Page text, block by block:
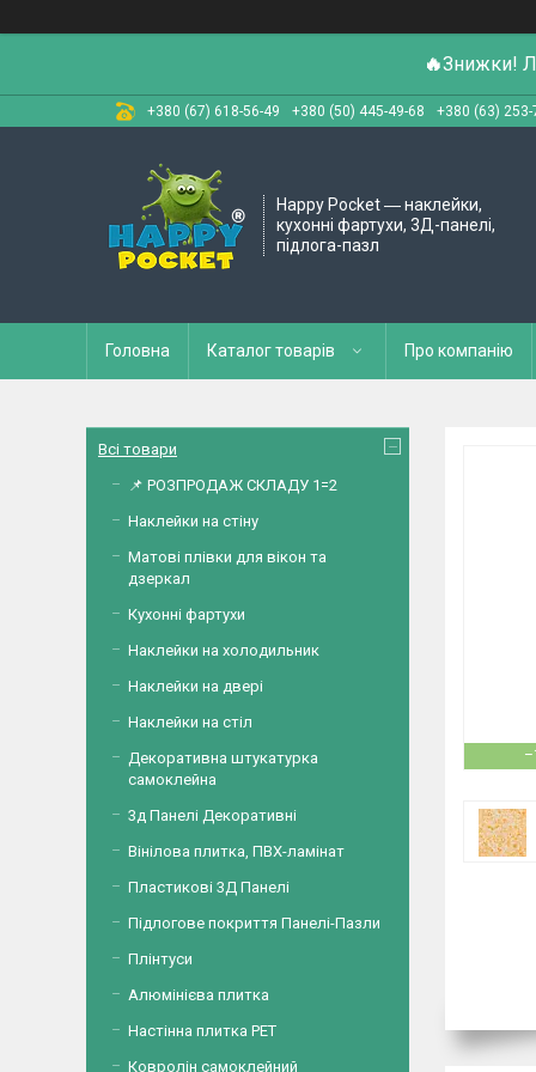
🔥Знижки!
+380 (67) 618-56-49 +380 (50) 445-49-68 +380 (63) 253-
Happy Pocket ― наклейки,
кухонні фартухи, 3Д-панелі,
підлога-пазл
Головна Каталог товарів Про компанію
Всі товари
📌 РОЗПРОДАЖ СКЛАДУ 1=2
Наклейки на стіну
Матові плівки для вікон та
дзеркал
Кухонні фартухи
Наклейки на холодильник
Наклейки на двері
Наклейки на стіл
Декоративна штукатурка
самоклейна
3д Панелі Декоративні
Вінілова плитка, ПВХ-ламінат
Пластикові 3Д Панелі
Підлогове покриття Панелі-Пазли
Плінтуси
Алюмінієва плитка
Настінна плитка PET
Ковролін самоклейний